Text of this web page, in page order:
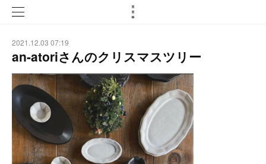
2021.12.03 07:19
an-atoriさんのクリスマスツリー